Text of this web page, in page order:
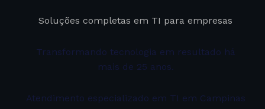
Soluções completas em TI para empresas
Transformando tecnologia em resultado há
mais de 25 anos.
Atendimento especializado em TI em Campinas